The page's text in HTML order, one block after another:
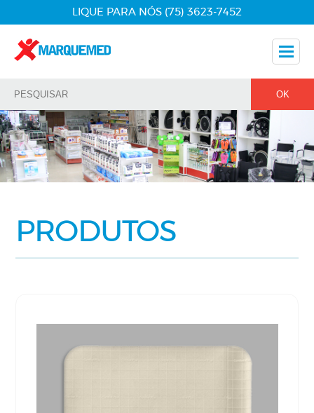
LIQUE PARA NÓS (75) 3623-7452
Nossos Produtos
Dicas
Fale Conosco
PRODUTOS